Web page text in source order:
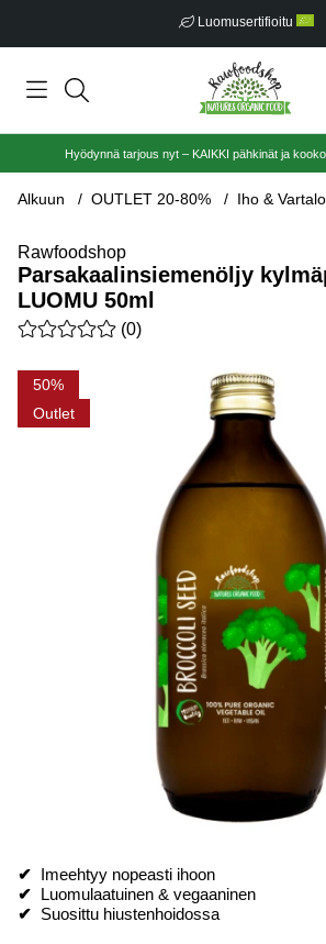
Luomusertifioitu
Hyödynnä tarjous nyt – KAIKKI pähkinät ja
Alkuun OUTLET 20-80% Iho &
Rawfoodshop
Parsakaalinsiemenöljy
LUOMU 50ml
Keskiarvoluokitus 0 / 5 Arvioiden määrä
(0)
50
Outlet
Tuotekuvat Parsakaalinsiemenöljy
✔ Imeehtyy nopeasti ihoon
✔ Luomulaatuinen & vegaaninen
✔ Suosittu hiustenhoidossa